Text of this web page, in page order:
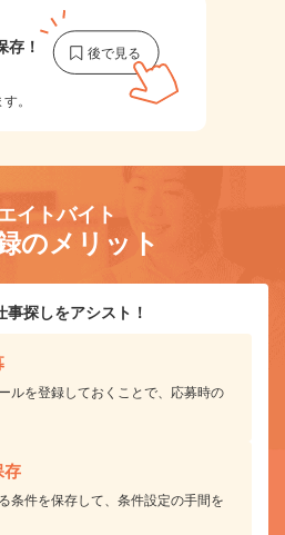
存！
。
イトバイト
のメリット
探しをアシスト！
ルを登録しておくことで、応募時の
存
条件を保存して、条件設定の手間を